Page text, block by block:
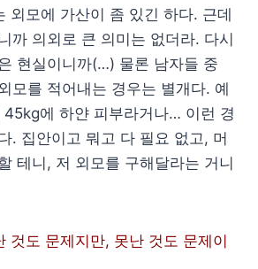
외모에 가산이 좀 있긴 하다. 근데
까 의외로 큰 의미는 없더라. 다시
현실이니까(…) 물론 남자들 중
모를 적어내는 경우는 별개다. 예
에 하얀 피부라거나… 이런 경
. 집안이고 뭐고 다 필요 없고, 머
테니, 저 외모를 구해달라는 거니
것도 문제지만, 못난 것도 문제이